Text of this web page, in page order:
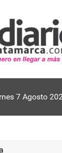
7 Agosto